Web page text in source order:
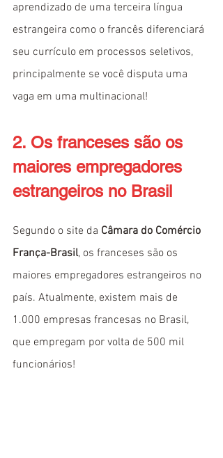
aprendizado de uma terceira língua
estrangeira como o francês diferenciará
seu currículo em processos seletivos,
principalmente se você disputa uma
vaga em uma multinacional!
2. Os franceses são os
maiores empregadores
estrangeiros no Brasil
Segundo o site da Câmara do Comércio
França-Brasil, os franceses são os
maiores empregadores estrangeiros no
país. Atualmente, existem mais de
1.000 empresas francesas no Brasil,
que empregam por volta de 500 mil
funcionários!